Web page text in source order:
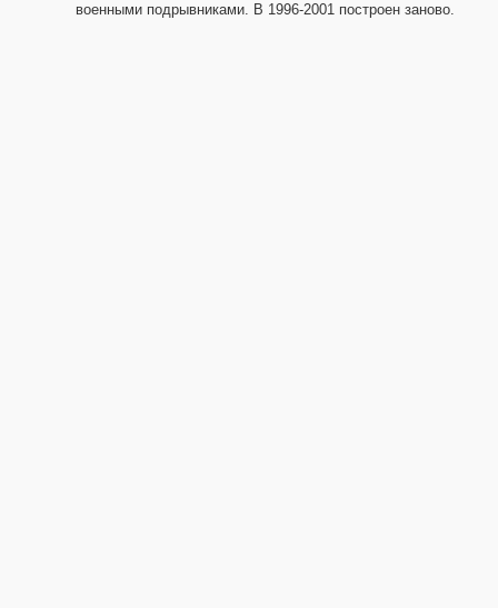
военными подрывниками. В 1996-2001 построен заново.